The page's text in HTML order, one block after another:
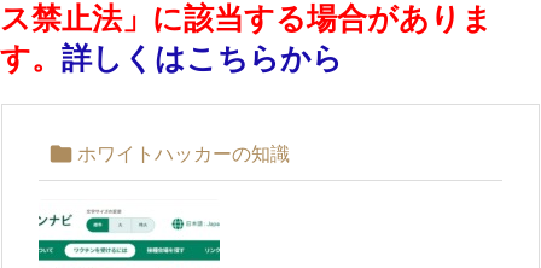
ス禁止法」に該当する場合がありま
す。 詳しくはこちらから
 ホワイトハッカーの知識